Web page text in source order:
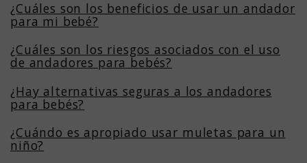
¿Cuáles son los beneficios de usar un andador
para mi bebé?
¿Cuáles son los riesgos asociados con el uso
de andadores para bebés?
¿Hay alternativas seguras a los andadores
para bebés?
¿Cuándo es apropiado usar muletas para un
niño?